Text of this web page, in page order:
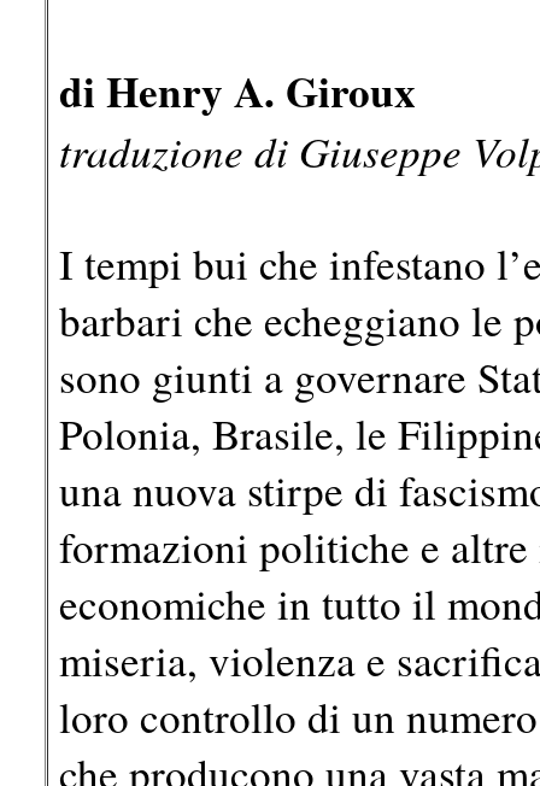
di Henry A. Giroux
traduzione di Giuseppe
I tempi bui che infestano
barbari che echeggiano le
sono giunti a governare
Polonia, Brasile, le
una nuova stirpe di
formazioni politiche e
economiche in tutto il
miseria, violenza e
loro controllo di un
che producono una vasta